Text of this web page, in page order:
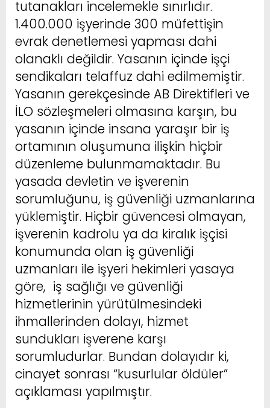
tutanakları incelemekle sınırlıdır.
1.400.000 işyerinde 300 müfettişin
evrak denetlemesi yapması dahi
olanaklı değildir. Yasanın içinde işçi
sendikaları telaffuz dahi edilmemiştir.
Yasanın gerekçesinde AB Direktifleri ve
İLO sözleşmeleri olmasına karşın, bu
yasanın içinde insana yaraşır bir iş
ortamının oluşumuna ilişkin hiçbir
düzenleme bulunmamaktadır. Bu
yasada devletin ve işverenin
sorumluğunu, iş güvenliği uzmanlarına
yüklemiştir. Hiçbir güvencesi olmayan,
işverenin kadrolu ya da kiralık işçisi
konumunda olan iş güvenliği
uzmanları ile işyeri hekimleri yasaya
göre, iş sağlığı ve güvenliği
hizmetlerinin yürütülmesindeki
ihmallerinden dolayı, hizmet
sundukları işverene karşı
sorumludurlar. Bundan dolayıdır ki,
cinayet sonrası “kusurlular öldüler”
açıklaması yapılmıştır.